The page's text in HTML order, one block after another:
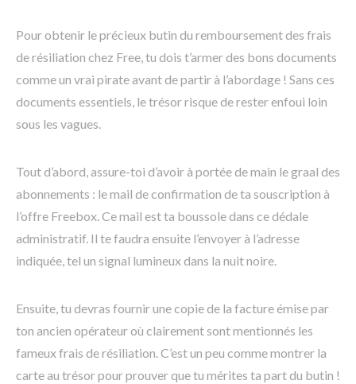
Pour obtenir le précieux butin du remboursement des frais
de résiliation chez Free, tu dois t’armer des bons documents
comme un vrai pirate avant de partir à l’abordage ! Sans ces
documents essentiels, le trésor risque de rester enfoui loin
sous les vagues.
Tout d’abord, assure-toi d’avoir à portée de main le graal des
abonnements : le mail de confirmation de ta souscription à
l’offre Freebox. Ce mail est ta boussole dans ce dédale
administratif. Il te faudra ensuite l’envoyer à l’adresse
indiquée, tel un signal lumineux dans la nuit noire.
Ensuite, tu devras fournir une copie de la facture émise par
ton ancien opérateur où clairement sont mentionnés les
fameux frais de résiliation. C’est un peu comme montrer la
carte au trésor pour prouver que tu mérites ta part du butin !